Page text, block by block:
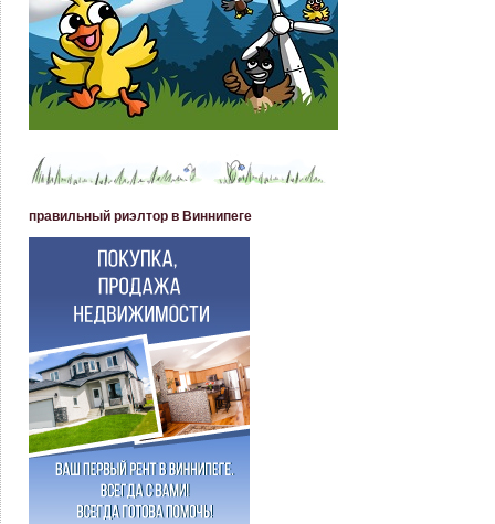
правильный риэлтор в Виннипеге